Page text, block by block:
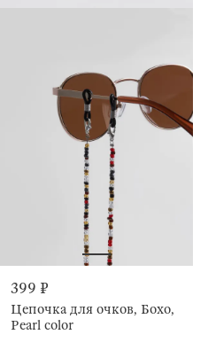
399 ₽
Цепочка для очков, Бохо,
Pearl color